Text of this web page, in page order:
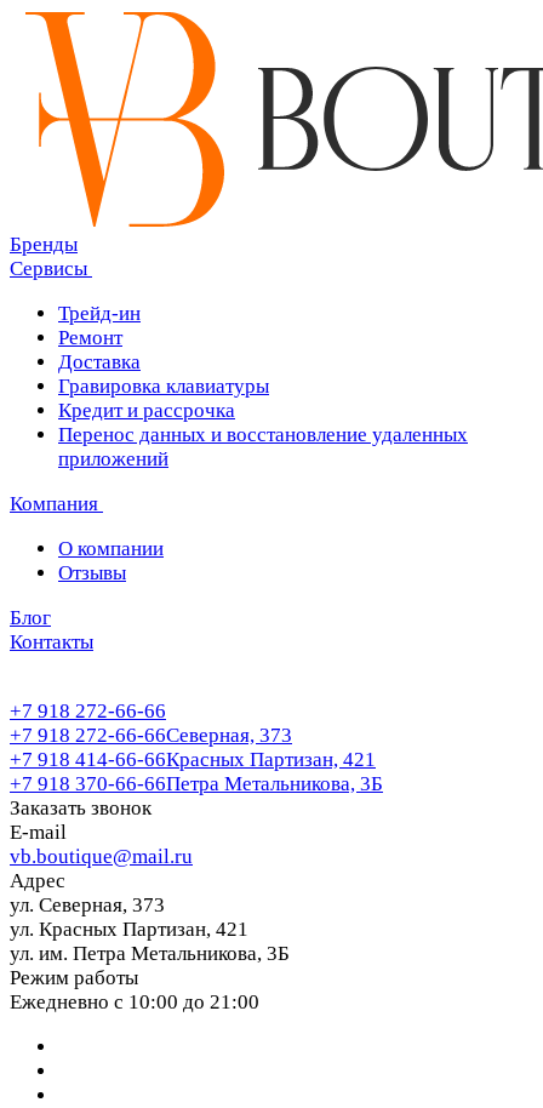
Бренды
Сервисы
Трейд-ин
Ремонт
Доставка
Гравировка клавиатуры
Кредит и рассрочка
Перенос данных и восстановление удаленных
приложений
Компания
О компании
Отзывы
Блог
Контакты
+7 918 272-66-66
+7 918 272-66-66Северная, 373
+7 918 414-66-66Красных Партизан, 421
+7 918 370-66-66Петра Метальникова, 3Б
Заказать звонок
E-mail
vb.boutique@mail.ru
Адрес
ул. Северная, 373
ул. Красных Партизан, 421
ул. им. Петра Метальникова, 3Б
Режим работы
Ежедневно с 10:00 до 21:00